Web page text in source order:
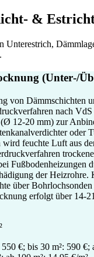
&
Unterestrich,
(Unter‑/
von Dämmschichten
nach
12-20 mm) zur
oder
feuchte Luft aus
Fußbodenheizungen
der Heizrohre.
über
erfolgt über 14-
€; bis 30 m²: 590 €;